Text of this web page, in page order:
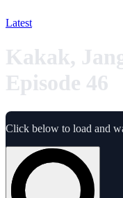
Latest
Kakak,
Episode 46
Click below to load and